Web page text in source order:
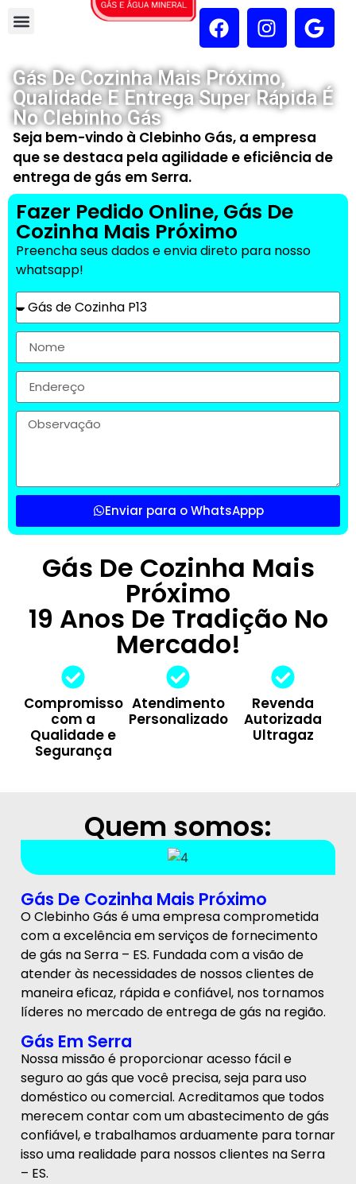
Gás De Cozinha Mais Próximo,
Qualidade E Entrega Super Rápida É
No Clebinho Gás
Seja bem-vindo à Clebinho Gás, a empresa
que se destaca pela agilidade e eficiência de
entrega de gás em Serra.
Fazer Pedido Online, Gás De
Cozinha Mais Próximo
Preencha seus dados e envia direto para nosso
whatsapp!
Enviar para o WhatsAppp
Gás De Cozinha Mais
Próximo
19 Anos De Tradição No
Mercado!
Compromisso
com a
Qualidade e
Segurança
Atendimento
Personalizado
Revenda
Autorizada
Ultragaz
Quem somos:
Gás De Cozinha Mais Próximo
O Clebinho Gás é uma empresa comprometida
com a excelência em serviços de fornecimento
de gás na Serra – ES. Fundada com a visão de
atender às necessidades de nossos clientes de
maneira eficaz, rápida e confiável, nos tornamos
líderes no mercado de entrega de gás na região.
Gás Em Serra
Nossa missão é proporcionar acesso fácil e
seguro ao gás que você precisa, seja para uso
doméstico ou comercial. Acreditamos que todos
merecem contar com um abastecimento de gás
confiável, e trabalhamos arduamente para tornar
isso uma realidade para nossos clientes na Serra
– ES.